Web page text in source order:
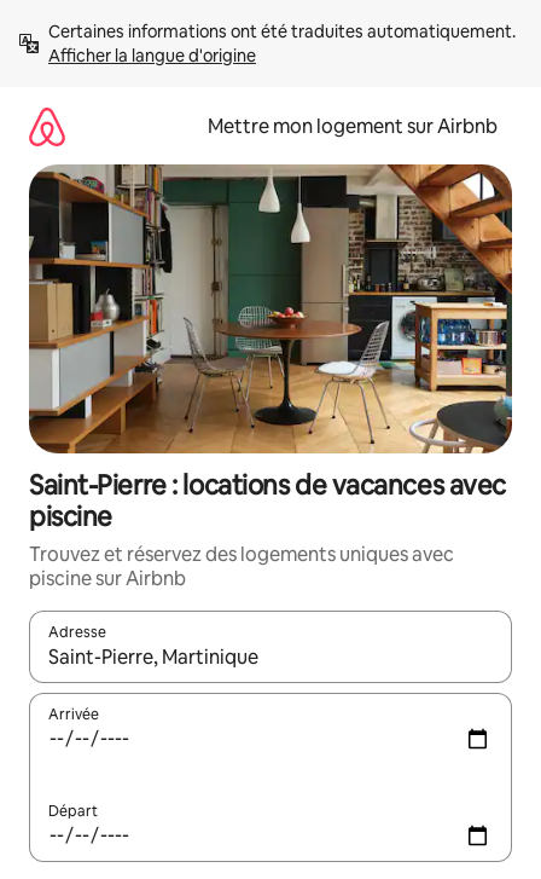
directement
Afficher la langue d'origine
Mettre mon logement sur Airbnb
Saint-Pierre : locations de vacances avec
piscine
Trouvez et réservez des logements uniques avec
piscine sur Airbnb
Adresse
Lorsque les résultats s'affichent, utilisez les flèches vers le
Arrivée
Départ